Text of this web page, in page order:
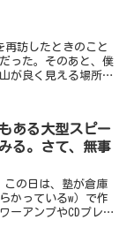
再訪したときのこと
った。そのあと、僕
が良く見える場所へ
ある大型スピー
る。さて、無事
の日は、塾が倉庫
かっているw）で作
ーアンプやCDプレ